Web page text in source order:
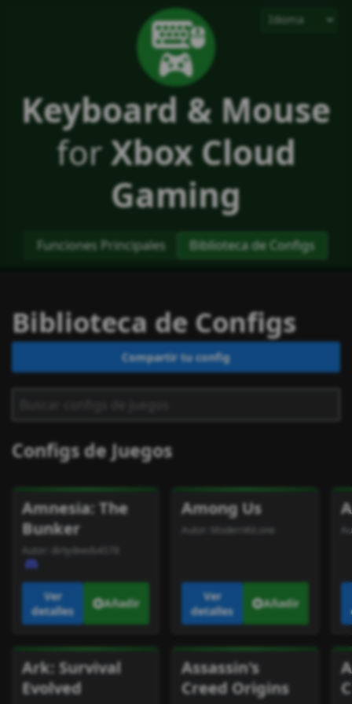
Keyboard & Mouse
forXbox Cloud
Gaming
Funciones Principales Biblioteca de Configs
Biblioteca de Configs
Compartir tu config
Configs de Juegos
Amnesia: The
Bunker
Autor: dirtydeeds4578
Ver
detalles
Añadir
Among Us
Autor: ModernKit.one
Ver
detalles
Añadir
Ark: Survival
Evolved
Assassin's
Creed Origins